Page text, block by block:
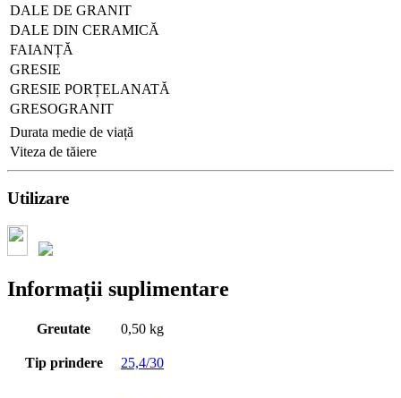
DALE DE GRANIT
DALE DIN CERAMICĂ
FAIANȚĂ
GRESIE
GRESIE PORȚELANATĂ
GRESOGRANIT
Durata medie de viață
Viteza de tăiere
Utilizare
Informații suplimentare
Greutate 0,50 kg
Tip prindere 25,4/30